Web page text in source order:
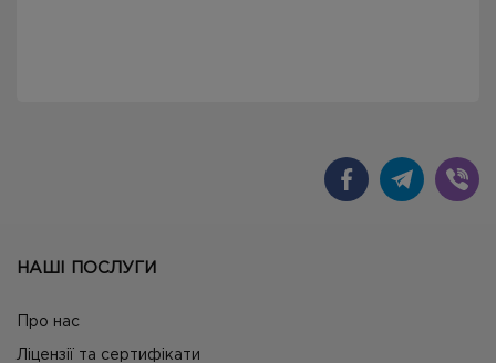
НАШІ ПОСЛУГИ
Про нас
Ліцензії та сертифікати